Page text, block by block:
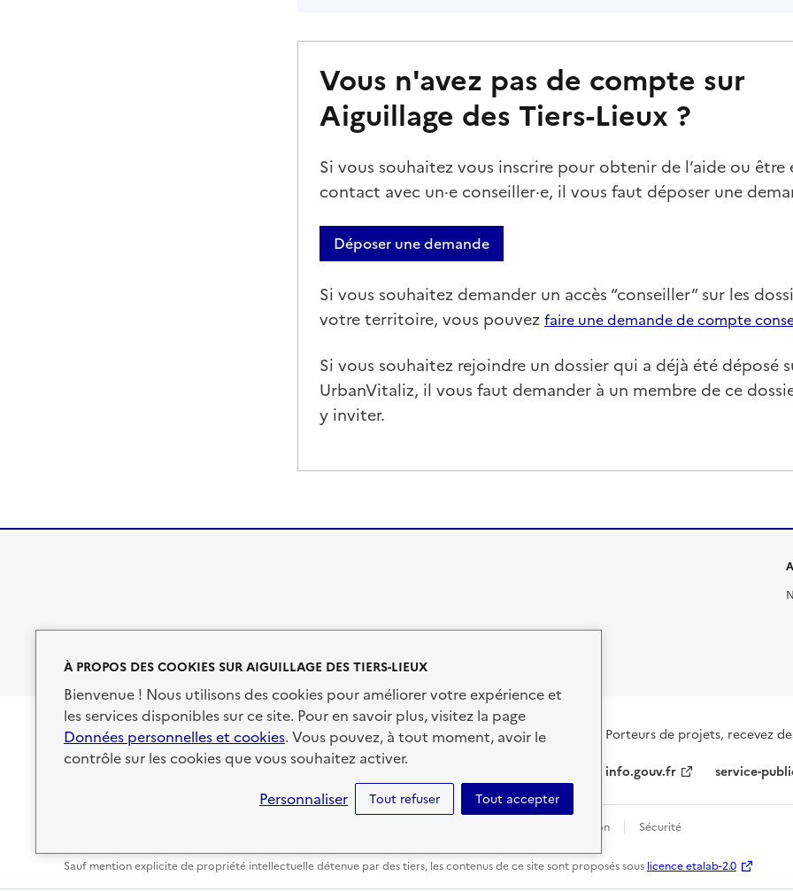
À PROPOS DES COOKIES SUR AIGUILLAGE DES TIERS-LIEUX
Bienvenue ! Nous utilisons des cookies pour améliorer votre expérience et
les services disponibles sur ce site. Pour en savoir plus, visitez la page
Données personnelles et cookies. Vous pouvez, à tout moment, avoir le
contrôle sur les cookies que vous souhaitez activer.
Tout accepter
Tout refuser
Personnaliser
Vous n'avez pas de compte sur
Aiguillage des Tiers-Lieux ?
Si vous souhaitez vous inscrire pour obtenir de l’aide ou être
contact avec un·e conseiller·e, il vous faut déposer une
Déposer une demande
Si vous souhaitez demander un accès “conseiller” sur les
votre territoire, vous pouvez faire une demande de compte
Si vous souhaitez rejoindre un dossier qui a déjà été déposé
UrbanVitaliz, il vous faut demander à un membre de ce
y inviter.
Porteurs de projets, recevez
info.gouv.fr
service-
Conditions d'utilisation Sécurité
Sauf mention explicite de propriété intellectuelle détenue par des tiers, les contenus de ce site sont proposés sous licence etalab-2.0